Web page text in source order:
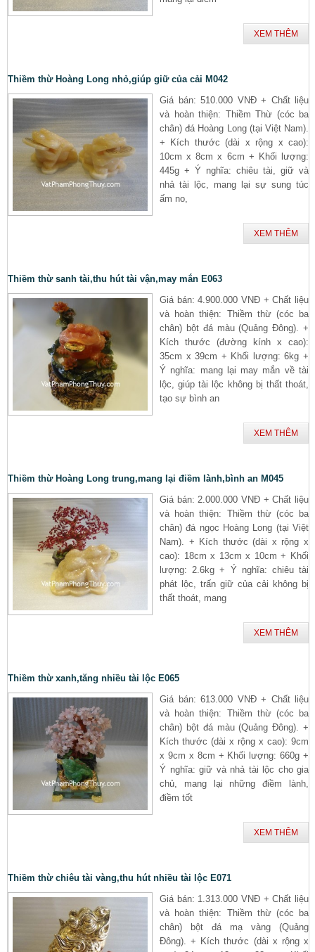
XEM THÊM
Thiềm thừ Hoàng Long nhỏ,giúp giữ của cải M042
Giá bán: 510.000 VNĐ + Chất liệu
và hoàn thiện: Thiềm Thừ (cóc ba
chân) đá Hoàng Long (tại Việt Nam).
+ Kích thước (dài x rộng x cao):
10cm x 8cm x 6cm + Khối lượng:
445g + Ý nghĩa: chiêu tài, giữ và
nhả tài lộc, mang lại sự sung túc
ấm no,
XEM THÊM
Thiềm thừ sanh tài,thu hút tài vận,may mắn E063
Giá bán: 4.900.000 VNĐ + Chất liệu
và hoàn thiện: Thiềm thừ (cóc ba
chân) bột đá màu (Quảng Đông). +
Kích thước (đường kính x cao):
35cm x 39cm + Khối lượng: 6kg +
Ý nghĩa: mang lại may mắn về tài
lộc, giúp tài lộc không bị thất thoát,
tạo sự bình an
XEM THÊM
Thiềm thừ Hoàng Long trung,mang lại điềm lành,bình an M045
Giá bán: 2.000.000 VNĐ + Chất liệu
và hoàn thiện: Thiềm thừ (cóc ba
chân) đá ngọc Hoàng Long (tại Việt
Nam). + Kích thước (dài x rộng x
cao): 18cm x 13cm x 10cm + Khối
lượng: 2.6kg + Ý nghĩa: chiêu tài
phát lộc, trấn giữ của cải không bị
thất thoát, mang
XEM THÊM
Thiềm thừ xanh,tăng nhiều tài lộc E065
Giá bán: 613.000 VNĐ + Chất liệu
và hoàn thiện: Thiềm thừ (cóc ba
chân) bột đá màu (Quảng Đông). +
Kích thước (dài x rộng x cao): 9cm
x 9cm x 8cm + Khối lượng: 660g +
Ý nghĩa: giữ và nhả tài lộc cho gia
chủ, mang lại những điềm lành,
điềm tốt
XEM THÊM
Thiềm thừ chiêu tài vàng,thu hút nhiều tài lộc E071
Giá bán: 1.313.000 VNĐ + Chất liệu
và hoàn thiện: Thiềm thừ (cóc ba
chân) bột đá mạ vàng (Quảng
Đông). + Kích thước (dài x rộng x